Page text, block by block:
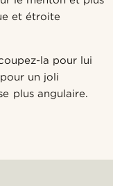
et étroite
la pour lui
un joli
plus angulaire.